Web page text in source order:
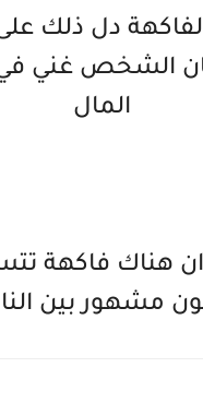
دل ذلك
الشخص غني
المال
هناك فاكهة
بين